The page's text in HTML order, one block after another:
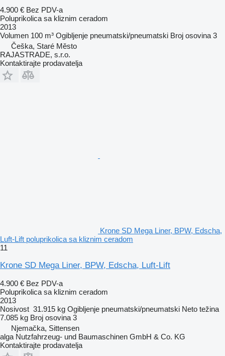
4.900 € Bez PDV-a
Poluprikolica sa kliznim ceradom
2013
Volumen 100 m³ Ogibljenje pneumatski/pneumatski Broj osovina 3
Češka, Staré Město
RAJASTRADE, s.r.o.
Kontaktirajte prodavatelja
Krone SD Mega Liner, BPW, Edscha,
Luft-Lift poluprikolica sa kliznim ceradom
11
Krone SD Mega Liner, BPW, Edscha, Luft-Lift
4.900 € Bez PDV-a
Poluprikolica sa kliznim ceradom
2013
Nosivost 31.915 kg Ogibljenje pneumatski/pneumatski Neto težina
7.085 kg Broj osovina 3
Njemačka, Sittensen
alga Nutzfahrzeug- und Baumaschinen GmbH & Co. KG
Kontaktirajte prodavatelja